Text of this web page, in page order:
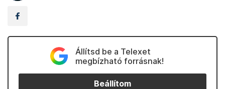
Állítsd be a Telexet
megbízható forrásnak!
Beállítom